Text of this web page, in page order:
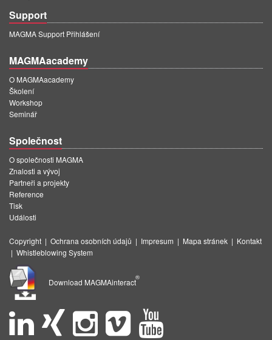
Support
MAGMA Support Přihlášení
MAGMAacademy
O MAGMAacademy
Školení
Workshop
Seminář
Společnost
O společnosti MAGMA
Znalosti a vývoj
Partneři a projekty
Reference
Tisk
Události
Copyright | Ochrana osobních údajů | Impresum | Mapa stránek | Kontakt
| Whistleblowing System
Download MAGMAinteract
®